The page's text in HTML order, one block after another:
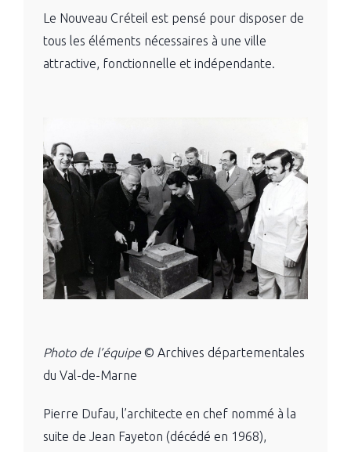
Le Nouveau Créteil est pensé pour disposer de
tous les éléments nécessaires à une ville
attractive, fonctionnelle et indépendante.
Photo de l’équipe© Archives départementales
du Val-de-Marne
Pierre Dufau, l’architecte en chef nommé à la
suite de Jean Fayeton (décédé en 1968),